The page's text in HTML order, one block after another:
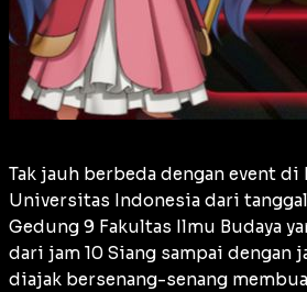
Tak jauh berbeda dengan event di
Universitas Indonesia dari
Gedung 9 Fakultas Ilmu Budaya
dari jam 10 Siang sampai dengan
diajak bersenang-senang